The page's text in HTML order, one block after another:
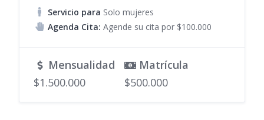
Servicio para Solo mujeres
Agenda Cita: Agende su cita por $100.000
Mensualidad
$1.500.000
Matrícula
$500.000